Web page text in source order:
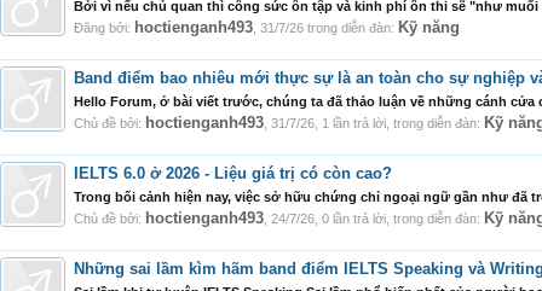
Bởi vì nếu chủ quan thì công sức ôn tập và kinh phí ôn thi sẽ "như muối
Đăng bởi: hoctienganh493 31/7/26 trong diễn đàn: Kỹ năng
Band điểm bao nhiêu mới thực sự là an toàn cho sự nghiệp
Hello Forum, ở bài viết trước, chúng ta đã thảo luận về những cánh
Chủ đề bởi: hoctienganh493 31/7/26 , 1 lần trả lời, trong diễn đàn: Kỹ
IELTS 6.0 ở 2026 - Liệu giá trị có còn cao?
Trong bối cảnh hiện nay, việc sở hữu chứng chỉ ngoại ngữ gần như đã
Chủ đề bởi: hoctienganh493 24/7/26 , 0 lần trả lời, trong diễn đàn: Kỹ
Những sai lầm kìm hãm band điểm IELTS Speaking và